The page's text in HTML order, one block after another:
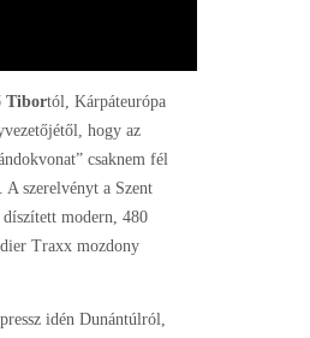
Tibortól, Kárpáteurópa
hogy az
csaknem fél
A szerelvényt a Szent
modern, 480
Traxx mozdony
idén Dunántúlról,